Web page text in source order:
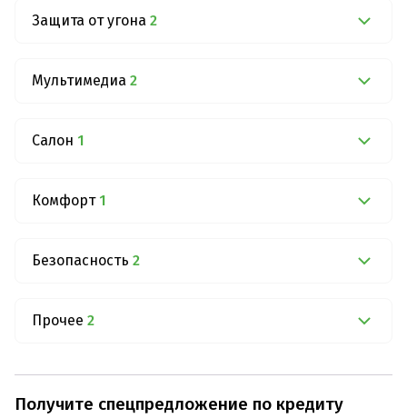
Защита от угона 2
Мультимедиа 2
Салон 1
Комфорт 1
Безопасность 2
Прочее 2
Получите спецпредложение по кредиту